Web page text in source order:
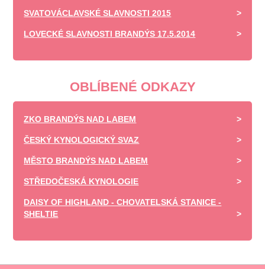
SVATOVÁCLAVSKÉ SLAVNOSTI 2015
LOVECKÉ SLAVNOSTI BRANDÝS 17.5.2014
OBLÍBENÉ ODKAZY
ZKO BRANDÝS NAD LABEM
ČESKÝ KYNOLOGICKÝ SVAZ
MĚSTO BRANDÝS NAD LABEM
STŘEDOČESKÁ KYNOLOGIE
DAISY OF HIGHLAND - CHOVATELSKÁ STANICE -
SHELTIE